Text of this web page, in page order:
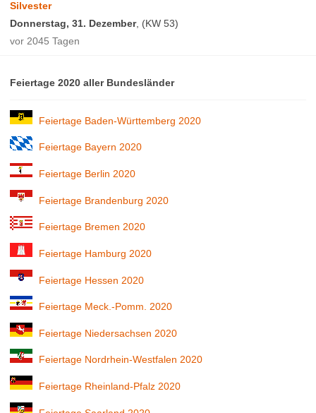
Silvester
Donnerstag, 31. Dezember, (KW 53)
vor 2045 Tagen
Feiertage 2020 aller Bundesländer
Feiertage Baden-Württemberg 2020
Feiertage Bayern 2020
Feiertage Berlin 2020
Feiertage Brandenburg 2020
Feiertage Bremen 2020
Feiertage Hamburg 2020
Feiertage Hessen 2020
Feiertage Meck.-Pomm. 2020
Feiertage Niedersachsen 2020
Feiertage Nordrhein-Westfalen 2020
Feiertage Rheinland-Pfalz 2020